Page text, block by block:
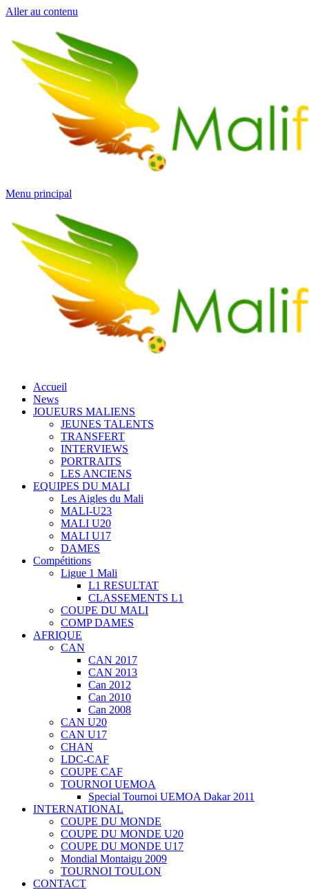
Aller au contenu
Menu principal
Accueil
News
JOUEURS MALIENS
JEUNES TALENTS
TRANSFERT
INTERVIEWS
PORTRAITS
LES ANCIENS
EQUIPES DU MALI
Les Aigles du Mali
MALI-U23
MALI U20
MALI U17
DAMES
Compétitions
Ligue 1 Mali
L1 RESULTAT
CLASSEMENTS L1
COUPE DU MALI
COMP DAMES
AFRIQUE
CAN
CAN 2017
CAN 2013
Can 2012
Can 2010
Can 2008
CAN U20
CAN U17
CHAN
LDC-CAF
COUPE CAF
TOURNOI UEMOA
Special Tournoi UEMOA Dakar 2011
INTERNATIONAL
COUPE DU MONDE
COUPE DU MONDE U20
COUPE DU MONDE U17
Mondial Montaigu 2009
TOURNOI TOULON
CONTACT